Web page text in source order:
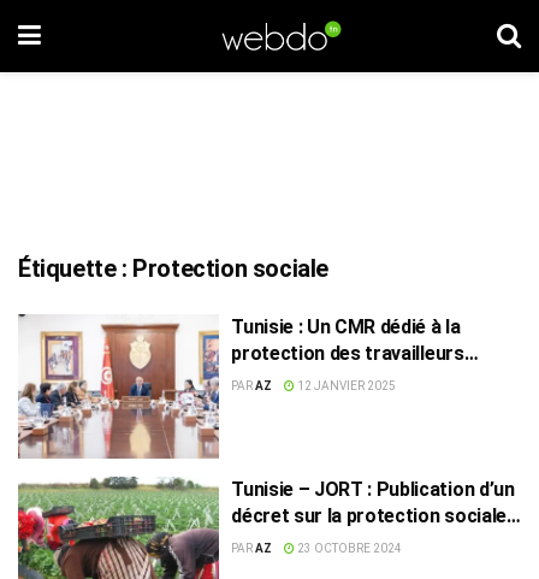
Étiquette : Protection sociale
Tunisie : Un CMR dédié à la
protection des travailleurs
licenciés
PARAZ 12 JANVIER 2025
Tunisie – JORT : Publication d’un
décret sur la protection sociale
des agricultrices
PARAZ 23 OCTOBRE 2024